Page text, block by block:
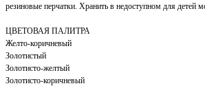
резиновые перчатки. Хранить в недоступном для детей
ЦВЕТОВАЯ ПАЛИТРА
Желто-коричневый
Золотистый
Золотисто-желтый
Золотисто-коричневый